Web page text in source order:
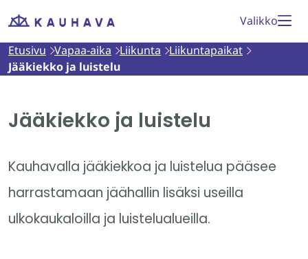
Siirry
Etusivu
Valikko
Etusivu Vapaa-aika Liikunta Liikuntapaikat
Jääkiekko ja luistelu
Jääkiekko ja luistelu
Kauhavalla jääkiekkoa ja luistelua pääsee
harrastamaan jäähallin lisäksi useilla
ulkokaukaloilla ja luistelualueilla.